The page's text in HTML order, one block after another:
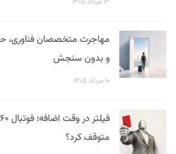
مهاجرت متخصصان فناوری،
و بدون سنجش
۱۰ مرداد ۱۴۰۵
متوقف کرد؟